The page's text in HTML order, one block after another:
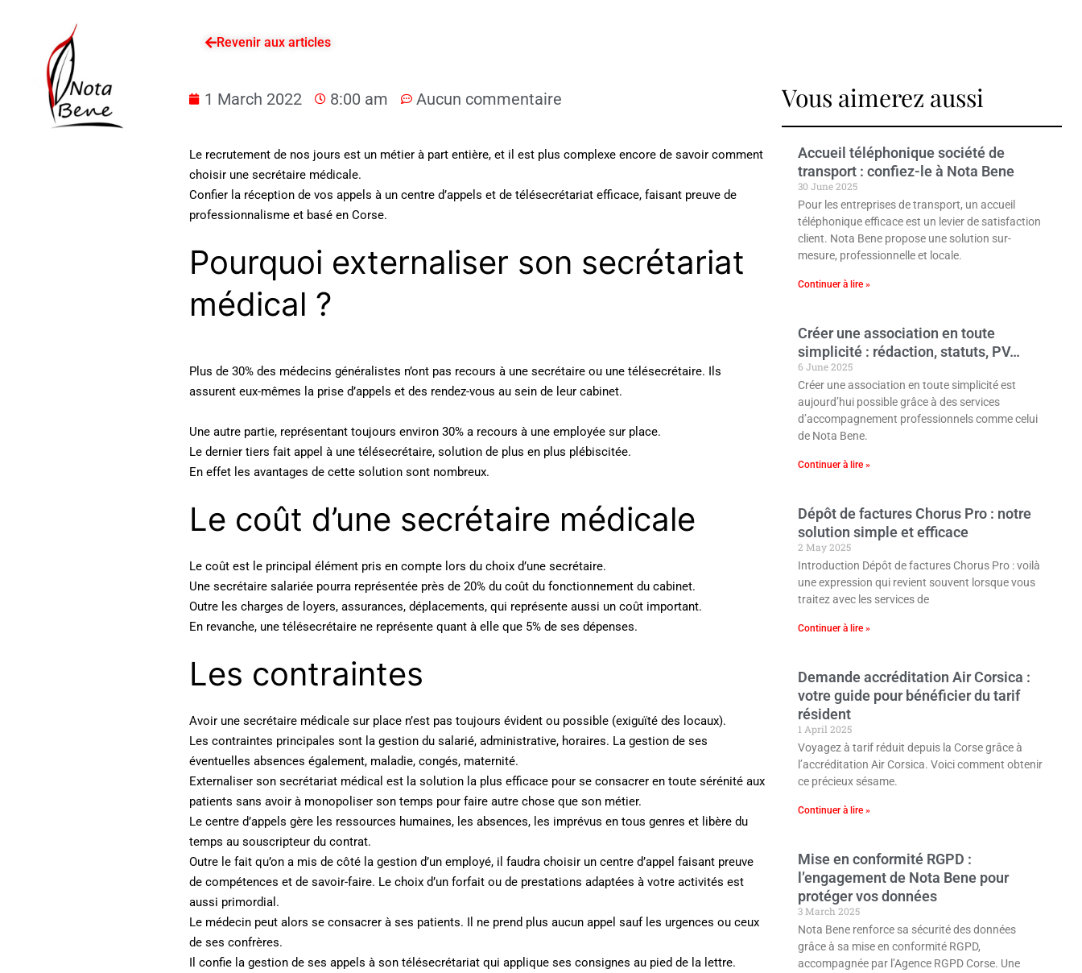
Revenir aux articles
1 March 2022 8:00 am Aucun commentaire
Le recrutement de nos jours est un métier à part entière, et il est plus complexe encore de savoir comment
choisir une secrétaire médicale.
Confier la réception de vos appels à un centre d’appels et de télésecrétariat efficace, faisant preuve de
professionnalisme et basé en Corse.
Pourquoi externaliser son secrétariat
médical ?
Plus de 30% des médecins généralistes n’ont pas recours à une secrétaire ou une télésecrétaire. Ils
assurent eux-mêmes la prise d’appels et des rendez-vous au sein de leur cabinet.
Une autre partie, représentant toujours environ 30% a recours à une employée sur place.
Le dernier tiers fait appel à une télésecrétaire, solution de plus en plus plébiscitée.
En effet les avantages de cette solution sont nombreux.
Le coût d’une secrétaire médicale
Le coût est le principal élément pris en compte lors du choix d’une secrétaire.
Une secrétaire salariée pourra représentée près de 20% du coût du fonctionnement du cabinet.
Outre les charges de loyers, assurances, déplacements, qui représente aussi un coût important.
En revanche, une télésecrétaire ne représente quant à elle que 5% de ses dépenses.
Les contraintes
Avoir une secrétaire médicale sur place n’est pas toujours évident ou possible (exiguïté des locaux).
Les contraintes principales sont la gestion du salarié, administrative, horaires. La gestion de ses
éventuelles absences également, maladie, congés, maternité.
Externaliser son secrétariat médical est la solution la plus efficace pour se consacrer en toute sérénité aux
patients sans avoir à monopoliser son temps pour faire autre chose que son métier.
Le centre d’appels gère les ressources humaines, les absences, les imprévus en tous genres et libère du
temps au souscripteur du contrat.
Outre le fait qu’on a mis de côté la gestion d’un employé, il faudra choisir un centre d’appel faisant preuve
de compétences et de savoir-faire. Le choix d’un forfait ou de prestations adaptées à votre activités est
aussi primordial.
Le médecin peut alors se consacrer à ses patients. Il ne prend plus aucun appel sauf les urgences ou ceux
de ses confrères.
Il confie la gestion de ses appels à son télésecrétariat qui applique ses consignes au pied de la lettre.
Vous aimerez aussi
Accueil téléphonique société de
transport : confiez-le à Nota Bene
30 June 2025
Pour les entreprises de transport, un accueil
téléphonique efficace est un levier de satisfaction
client. Nota Bene propose une solution sur-
mesure, professionnelle et locale.
Continuer à lire »
Créer une association en toute
simplicité : rédaction, statuts, PV…
6 June 2025
Créer une association en toute simplicité est
aujourd’hui possible grâce à des services
d’accompagnement professionnels comme celui
de Nota Bene.
Continuer à lire »
Dépôt de factures Chorus Pro : notre
solution simple et efficace
2 May 2025
Introduction Dépôt de factures Chorus Pro : voilà
une expression qui revient souvent lorsque vous
traitez avec les services de
Continuer à lire »
Demande accréditation Air Corsica :
votre guide pour bénéficier du tarif
résident
1 April 2025
Voyagez à tarif réduit depuis la Corse grâce à
l’accréditation Air Corsica. Voici comment obtenir
ce précieux sésame.
Continuer à lire »
Mise en conformité RGPD :
l’engagement de Nota Bene pour
protéger vos données
3 March 2025
Nota Bene renforce sa sécurité des données
grâce à sa mise en conformité RGPD,
accompagnée par l’Agence RGPD Corse. Une